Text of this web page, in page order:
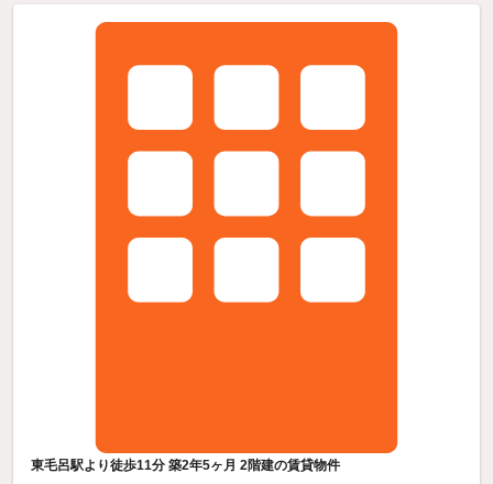
東毛呂駅より徒歩11分 築2年5ヶ月 2階建の賃貸物件